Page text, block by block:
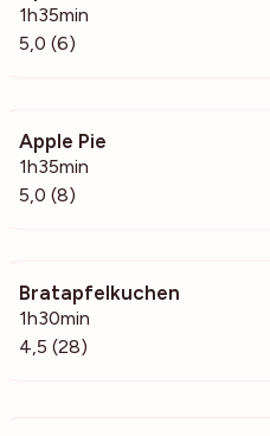
1h35min
5,0 (6)
Apple Pie
1h35min
5,0 (8)
Bratapfelkuchen
1h30min
4,5 (28)